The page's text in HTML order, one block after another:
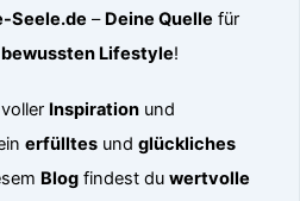
Seele.de – Deine Quelle für
bewussten Lifestyle!
voller Inspiration und
erfülltes undglückliches
Blog findest duwertvolle